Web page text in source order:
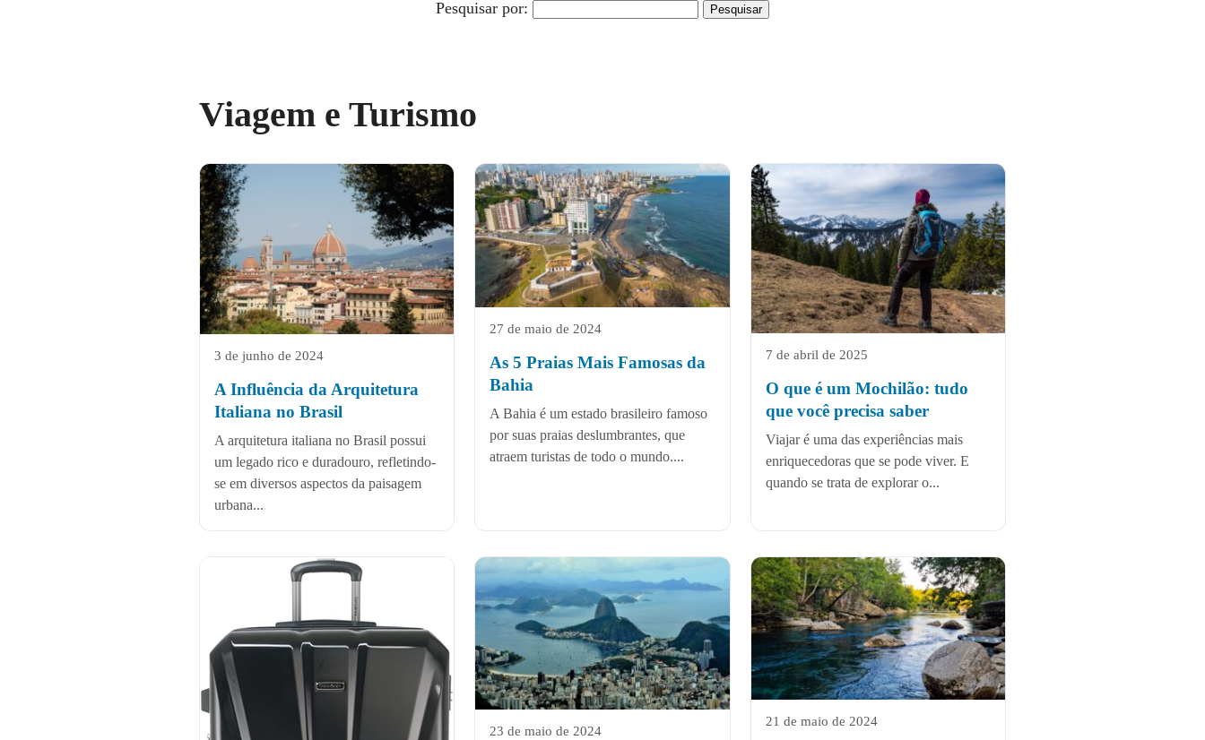
Pesquisar por:
Viagem e Turismo
3 de junho de 2024
A Influência da Arquitetura
Italiana no Brasil
A arquitetura italiana no Brasil possui
um legado rico e duradouro, refletindo-
se em diversos aspectos da paisagem
urbana...
27 de maio de 2024
As 5 Praias Mais Famosas da
Bahia
A Bahia é um estado brasileiro famoso
por suas praias deslumbrantes, que
atraem turistas de todo o mundo....
7 de abril de 2025
O que é um Mochilão: tudo
que você precisa saber
Viajar é uma das experiências mais
enriquecedoras que se pode viver. E
quando se trata de explorar o...
23 de maio de 2024
21 de maio de 2024